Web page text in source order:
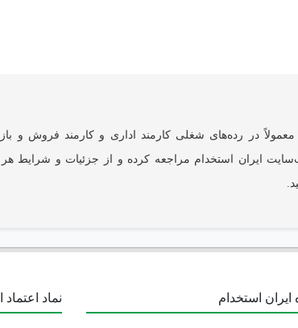
معمولاً در رده‌های شغلی کارمند اداری و کارمند فروش و
ایران استخدام مراجعه کرده و از جزئیات و
استخدام نماد اعتماد